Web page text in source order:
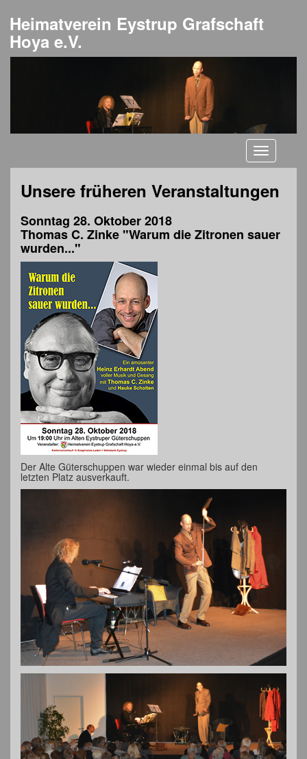
Heimatverein Eystrup Grafschaft
Hoya e.V.
Toggle
Unsere früheren Veranstaltungen
Sonntag 28. Oktober 2018
Thomas C. Zinke "Warum die Zitronen sauer
wurden..."
Der Alte Güterschuppen war wieder einmal bis auf den
letzten Platz ausverkauft.